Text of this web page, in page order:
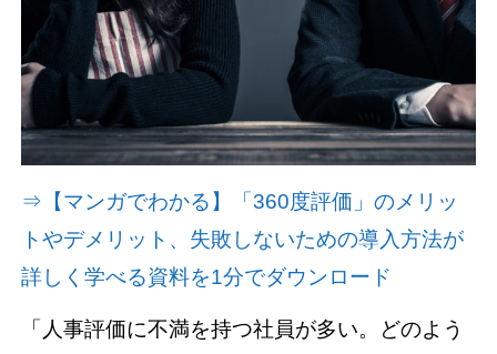
⇒【マンガでわかる】「360度評価」のメリッ
トやデメリット、失敗しないための導入方法が
詳しく学べる資料を1分でダウンロード
「人事評価に不満を持つ社員が多い。どのよう